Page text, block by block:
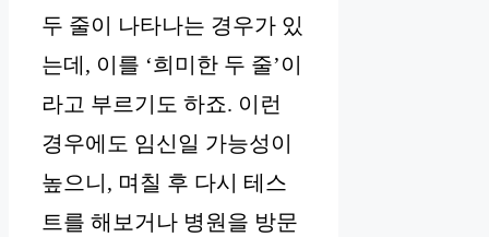
두 줄이 나타나는 경우가 있
는데, 이를 ‘희미한 두 줄’이
라고 부르기도 하죠. 이런
경우에도 임신일 가능성이
높으니, 며칠 후 다시 테스
트를 해보거나 병원을 방문